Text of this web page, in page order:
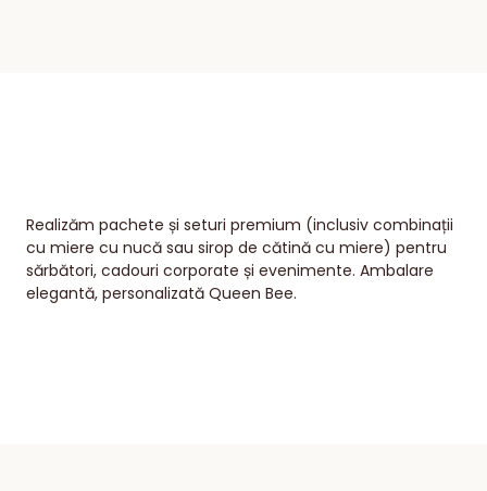
Realizăm pachete și seturi premium (inclusiv combinații
cu miere cu nucă sau sirop de cătină cu miere) pentru
sărbători, cadouri corporate și evenimente. Ambalare
elegantă, personalizată Queen Bee.